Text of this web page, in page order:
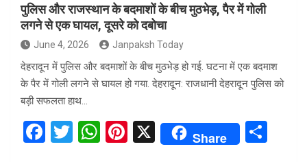
पुलिस और राजस्थान के बदमाशों के बीच मुठभेड़, पैर में गोली
लगने से एक घायल, दूसरे को दबोचा
June 4, 2026 Janpaksh Today
देहरादून में पुलिस और बदमाशों के बीच मुठभेड़ हो गई. घटना में एक बदमाश
के पैर में गोली लगने से घायल हो गया. देहरादून: राजधानी देहरादून पुलिस को
बड़ी सफलता हाथ…
F
T
W Pi X Share